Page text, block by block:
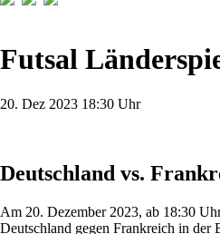
Futsal
20. Dez 2023 18:30 Uhr
Deutschland vs.
Am 20. Dezember 2023, ab 18:30
Deutschland gegen Frankreich in